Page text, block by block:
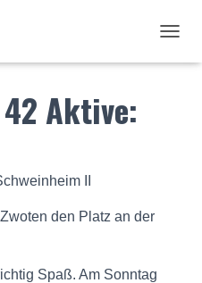
Aktive:
II
den Platz an der
Spaß. Am Sonntag